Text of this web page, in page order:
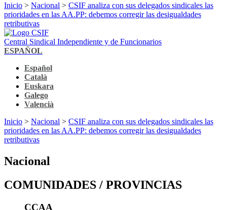
Inicio > Nacional > CSIF analiza con sus delegados sindicales las
prioridades en las AA.PP: debemos corregir las desigualdades
retributivas
Central Sindical Independiente y de Funcionarios
ESPAÑOL
Español
Català
Euskara
Galego
Valencià
Inicio > Nacional > CSIF analiza con sus delegados sindicales las
prioridades en las AA.PP: debemos corregir las desigualdades
retributivas
Nacional
COMUNIDADES / PROVINCIAS
CCAA